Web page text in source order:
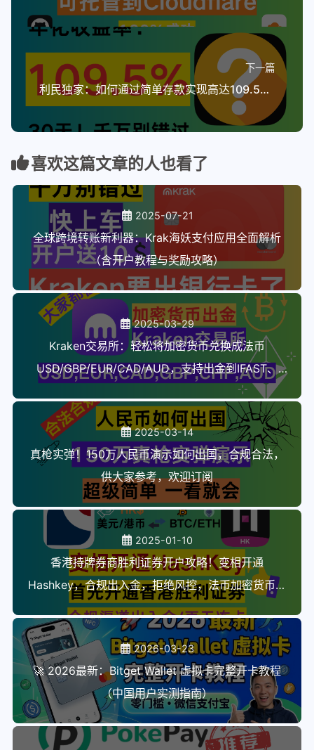
下一篇
利民独家：如何通过简单存款实现高达109.5%的年化收益？
喜欢这篇文章的人也看了
2025-07-21
全球跨境转账新利器：Krak海妖支付应用全面解析
（含开户教程与奖励攻略）
2025-03-29
Kraken交易所：轻松将加密货币兑换成法币
USD/GBP/EUR/CAD/AUD，支持出金到IFAST、
N26、MyFin、Wise、香港银行卡等！全套中国资
料，安全放心使用！
2025-03-14
真枪实弹！150万人民币演示如何出国，合规合法，
供大家参考，欢迎订阅
2025-01-10
香港持牌券商胜利证券开户攻略！变相开通
Hashkey，合规出入金，拒绝风控，法币加密货币双
向通道！港币/美元/比特币/以太坊互相出入金
2026-03-23
🚀 2026最新：Bitget Wallet 虚拟卡完整开卡教程
（中国用户实测指南）